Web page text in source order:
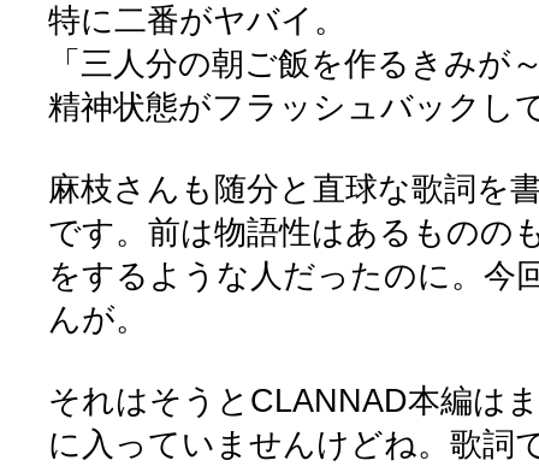
特に二番がヤバイ。
「三人分の朝ご飯を作るきみが
精神状態がフラッシュバックし
麻枝さんも随分と直球な歌詞を
です。前は物語性はあるものの
をするような人だったのに。今
んが。
それはそうとCLANNAD本編は
に入っていませんけどね。歌詞